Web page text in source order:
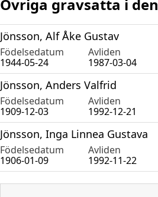
Övriga gravsatta i
Jönsson, Alf Åke Gustav
Födelsedatum Avliden
1944-05-24
1987-03-04
Jönsson, Anders Valfrid
Födelsedatum Avliden
1909-12-03
1992-12-21
Jönsson, Inga Linnea Gustava
Födelsedatum Avliden
1906-01-09
1992-11-22